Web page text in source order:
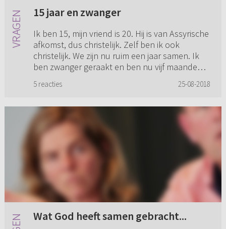
15 jaar en zwanger
Ik ben 15, mijn vriend is 20. Hij is van Assyrische
afkomst, dus christelijk. Zelf ben ik ook
christelijk. We zijn nu ruim een jaar samen. Ik
ben zwanger geraakt en ben nu vijf maanden
5 reacties 25-08-2018
Wat God heeft samen gebracht...